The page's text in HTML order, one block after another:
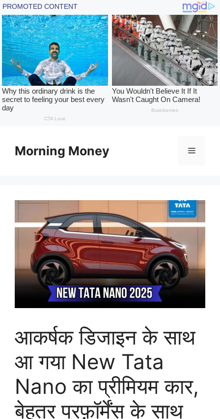
contentMorning Money Menu
आकर्षक डिजाइन के साथ
आ गया New Tata
Nano का प्रीमियम कार,
बेहतर परफ़ॉर्मेंस के साथ